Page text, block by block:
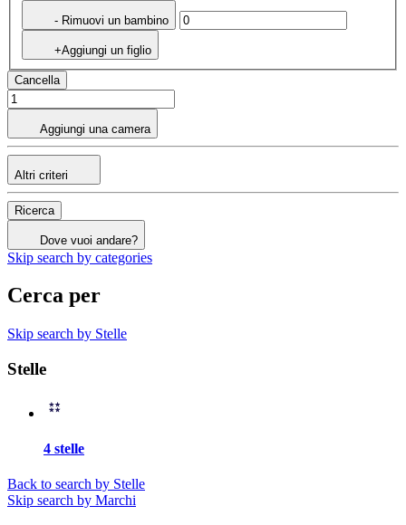
- Rimuovi un bambino
+Aggiungi un figlio
Cancella
Aggiungi una camera
Altri criteri
Ricerca
Dove vuoi andare?
Skip search by categories
Cerca per
Skip search by Stelle
Stelle
4 stelle
Back to search by Stelle
Skip search by Marchi